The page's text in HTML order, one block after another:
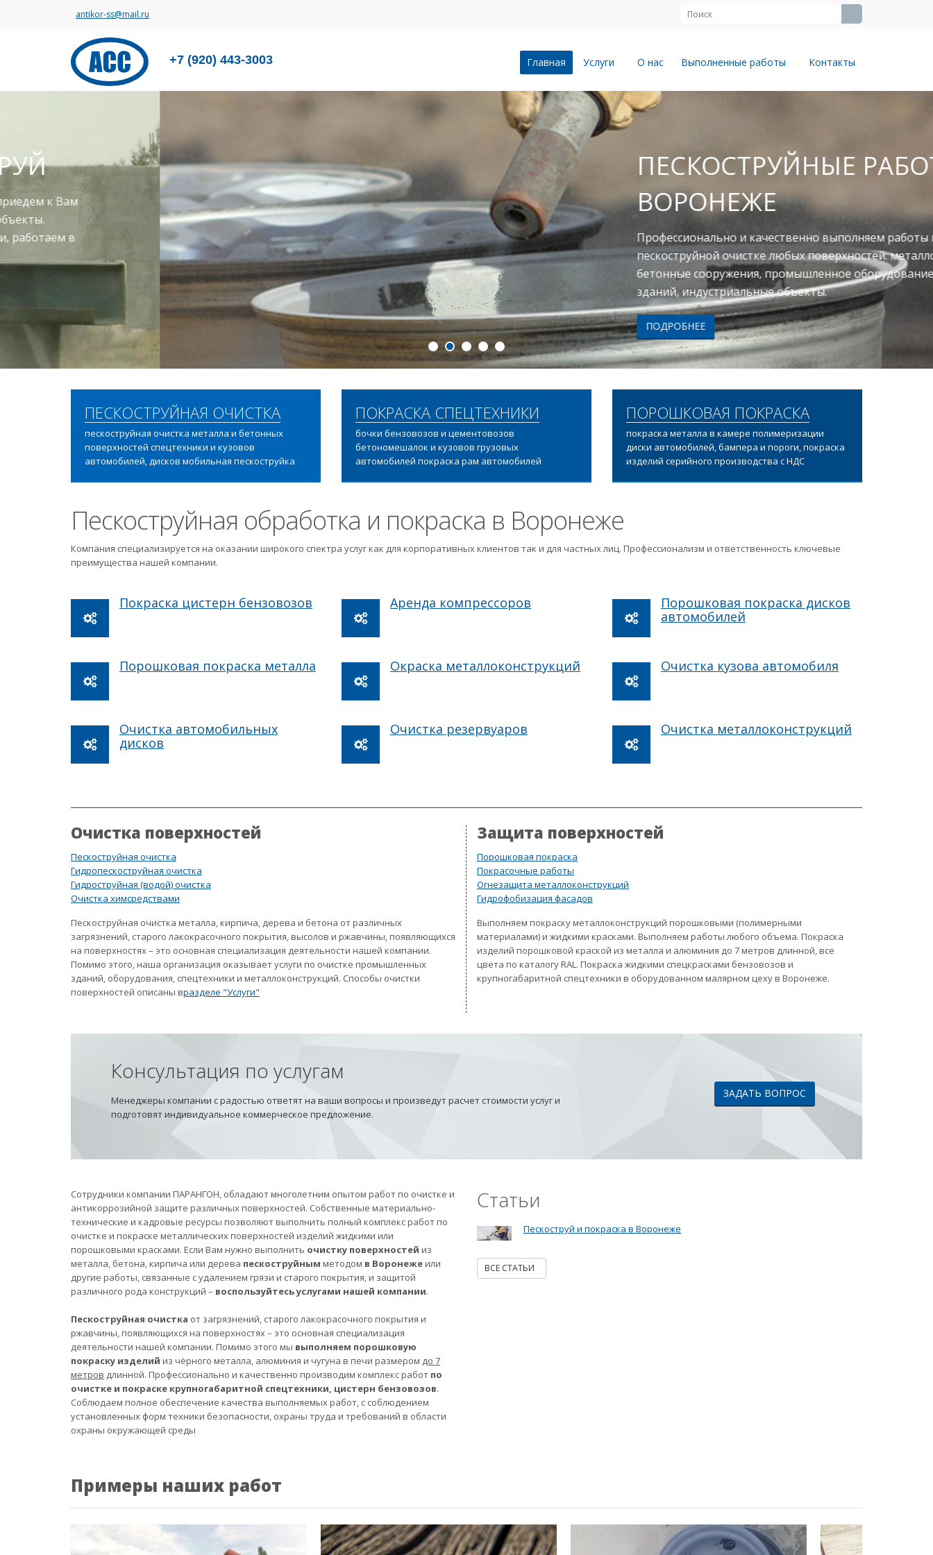
antikor-ss@mail.ru
+7 (920) 443-3003 Главная Услуги О нас Выполненные работы Контакты
ПЕСКОСТРУЙНЫЕ РАБОТЫ В
ВОРОНЕЖЕ
Профессионально и качественно выполняем работы по
пескоструйной очистке любых поверхностей: металлоконструкции,
бетонные сооружения, промышленное оборудование, фасады
зданий, индустриальные объекты.
ПОДРОБНЕЕ
ПЕСКОСТРУЙНАЯ ОЧИСТКА
пескоструйная очистка металла и бетонных
поверхностей спецтехники и кузовов
автомобилей, дисков мобильная пескоструйка
ПОКРАСКА СПЕЦТЕХНИКИ
бочки бензовозов и цементовозов
бетономешалок и кузовов грузовых
автомобилей покраска рам автомобилей
ПОРОШКОВАЯ ПОКРАСКА
покраска металла в камере полимеризации
диски автомобилей, бампера и пороги, покраска
изделий серийного производства с НДС
Пескоструйная обработка и покраска в Воронеже
Компания специализируется на оказании широкого спектра услуг как для корпоративных клиентов так и для частных лиц. Профессионализм и ответственность ключевые
преимущества нашей компании.
Покраска цистерн бензовозов Аренда компрессоров
Порошковая покраска дисков
автомобилей
Порошковая покраска металла Окраска металлоконструкций Очистка кузова автомобиля
Очистка автомобильных
дисков
Очистка резервуаров Очистка металлоконструкций
Очистка поверхностей
Пескоструйная очистка
Гидропескоструйная очистка
Гидроструйная (водой) очистка
Очистка химсредствами
Пескоструйная очистка металла, кирпича, дерева и бетона от различных
загрязнений, старого лакокрасочного покрытия, высолов и ржавчины, появляющихся
на поверхностях – это основная специализация деятельности нашей компании.
Помимо этого, наша организация оказывает услуги по очистке промышленных
зданий, оборудования, спецтехники и металлоконструкций. Способы очистки
поверхностей описаны вразделе "Услуги"
Защита поверхностей
Порошковая покраска
Покрасочные работы
Огнезащита металлоконструкций
Гидрофобизация фасадов
Выполняем покраску металлоконструкций порошковыми (полимерными
материалами) и жидкими красками. Выполняем работы любого объема. Покраска
изделий порошковой краской из металла и алюминия до 7 метров длинной, все
цвета по каталогу RAL. Покраска жидкими спецкрасками бензовозов и
крупногабаритной спецтехники в оборудованном малярном цеху в Воронеже.
Консультация по услугам
Менеджеры компании с радостью ответят на ваши вопросы и произведут расчет стоимости услуг и
подготовят индивидуальное коммерческое предложение.
ЗАДАТЬ ВОПРОС
Сотрудники компании ПАРАНГОН, обладают многолетним опытом работ по очистке и
антикоррозийной защите различных поверхностей. Собственные материально-
технические и кадровые ресурсы позволяют выполнить полный комплекс работ по
очистке и покраске металлических поверхностей изделий жидкими или
порошковыми красками. Если Вам нужно выполнить очистку поверхностей из
металла, бетона, кирпича или дерева пескоструйным методом в Воронежеили
другие работы, связанные с удалением грязи и старого покрытия, и защитой
различного рода конструкций – воспользуйтесь услугами нашей компании.
Пескоструйная очистка от загрязнений, старого лакокрасочного покрытия и
ржавчины, появляющихся на поверхностях – это основная специализация
деятельности нашей компании. Помимо этого мы выполняем порошковую
покраску изделий из чёрного металла, алюминия и чугуна в печи размером до 7
метров длинной. Профессионально и качественно производим комплекс работ по
очистке и покраске крупногабаритной спецтехники, цистерн бензовозов.
Соблюдаем полное обеспечение качества выполняемых работ, с соблюдением
установленных форм техники безопасности, охраны труда и требований в области
охраны окружающей среды
Статьи
Пескоструй и покраска в Воронеже
ВСЕ СТАТЬИ
Примеры наших работ